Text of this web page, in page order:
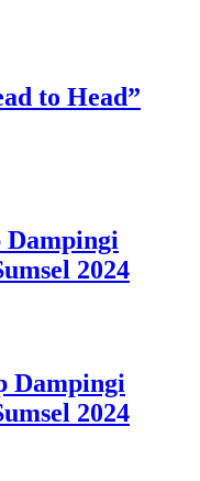
to Head”
Dampingi
2024
Dampingi
2024